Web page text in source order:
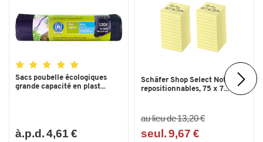
Profondeur intérieure du tiroir
(mm)
partir de (°C)
Résistant à des températures
75
6323-30R
Volume (litres) par tiroir
Sacs poubelle écologiques
grande capacité en plast...
à.p.d. 4,61 €
Schäfer Shop Select Notes
repositionnables, 75 x 7...
au lieu de 13,20 €
seul. 9,67 €